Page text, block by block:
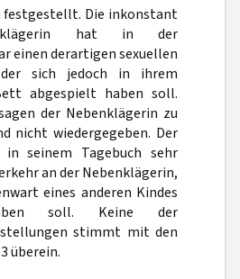
festgestellt. Die inkonstant
hat in der
einen derartigen sexuellen
sich jedoch in ihrem
abgespielt haben soll.
der Nebenklägerin zu
nicht wiedergegeben. Der
seinem Tagebuch sehr
an der Nebenklägerin,
eines anderen Kindes
soll. Keine der
stimmt mit den
überein.